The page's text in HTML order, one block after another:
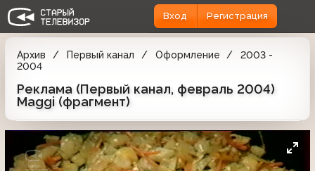
Вход Регистрация
Архив Первый канал Оформление
2003 -
2004
Реклама (Первый канал, февраль 2004)
Maggi (фрагмент)